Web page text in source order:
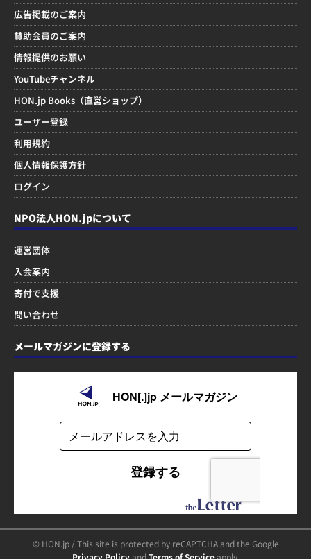
広告掲載のご案内
賛助会員のご案内
情報提供のお願い
YouTubeチャンネル
HON.jp Books（直営ショップ）
ユーザー登録
利用規約
個人情報保護方針
ログイン
NPO法人HON.jpについて
運営団体
入会案内
寄付で支援
問い合わせ
メールマガジンに登録する
© HON.jp / This site is protected by reCAPTCHA and the Google
Privacy PolicyandTerms of Serviceapply.